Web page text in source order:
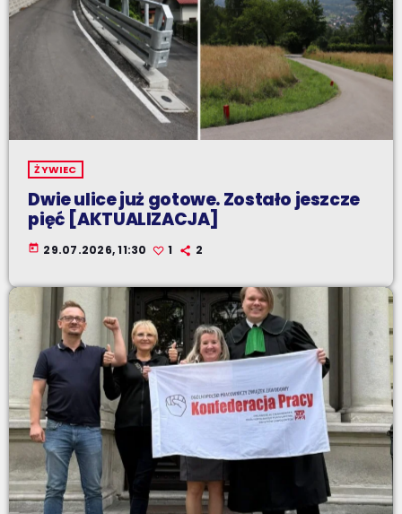
ŻYWIEC
Dwie ulice już gotowe. Zostało jeszcze
pięć [AKTUALIZACJA]
today 29.07.2026, 11:30 1 2